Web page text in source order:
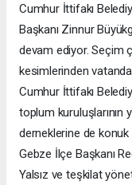
Cumhur İttifakı
Başkanı Zinnur
devam ediyor. Seçim
kesimlerinden
Cumhur İttifakı
toplum kuruluşlarının
derneklerine de
Gebze İlçe Başkanı
Yalsız ve teşkilat